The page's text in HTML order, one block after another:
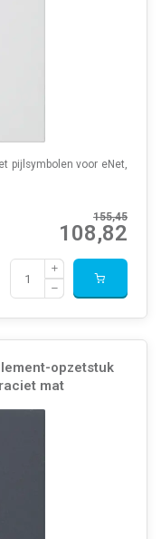
pijlsymbolen voor eNet,
155,45
108,82
opzetstuk
mat